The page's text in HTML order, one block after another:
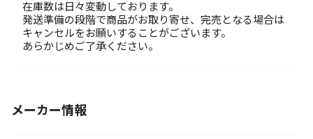
在庫数は日々変動しております。
発送準備の段階で商品がお取り寄せ、完売となる場合は
キャンセルをお願いすることがございます。
あらかじめご了承ください。
メーカー情報